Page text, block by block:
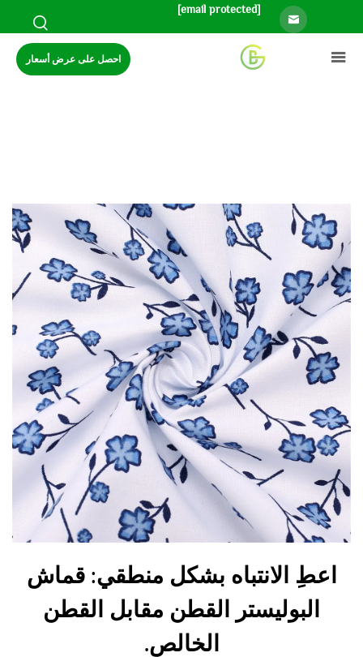
[email protected]
احصل على عرض أسعار
اعطِ الانتباه بشكل منطقي: قماش
البوليستر القطن مقابل القطن
الخالص.